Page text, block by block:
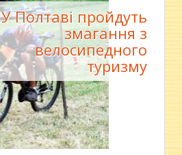
У Полтаві пройдуть
змагання з
велосипедного
туризму